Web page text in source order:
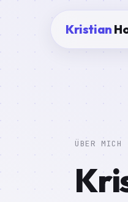
Kristian
ÜBER MICH